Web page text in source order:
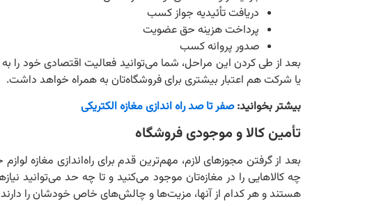
دریافت تأئیدیه جواز کسب
پرداخت هزینه حق عضویت
صدور پروانه کسب
بعد از طی کردن این مراحل، شما می‌توانید فعالیت اقتصادی خود را
یا شرکت هم اعتبار بیشتری برای فروشگاه‌تان به همراه خواهد داشت.
بیشتر بخوانید:صفر تا صد راه اندازی مغازه الکتریکی
تأمین کالا و موجودی فروشگاه
بعد از گرفتن مجوزهای لازم، مهم‌ترین قدم برای راه‌اندازی مغازه
چه کالاهایی را در مغازه‌تان موجود می‌کنید و تا چه حد می‌توانید
هستند و هر کدام از آنها، مزیت‌ها و چالش‌های خاص خودشان را